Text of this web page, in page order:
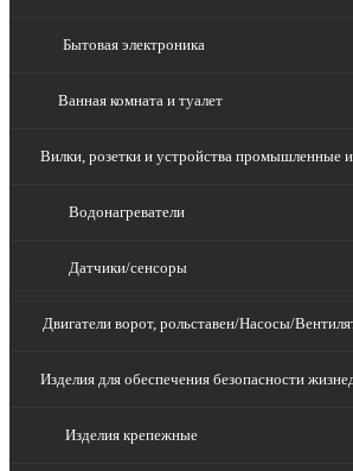
Бытовая электроника
Ванная комната и туалет
Вилки, розетки и устройства промышленные
Водонагреватели
Датчики/сенсоры
Двигатели ворот, рольставен/Насосы/
Изделия для обеспечения безопасности
Изделия крепежные